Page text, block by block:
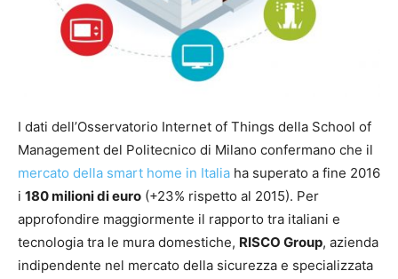
I dati dell’Osservatorio Internet of Things della School of
Management del Politecnico di Milano confermano che il
mercato della smart home in Italia ha superato a fine 2016
i 180 milioni di euro (+23% rispetto al 2015). Per
approfondire maggiormente il rapporto tra italiani e
tecnologia tra le mura domestiche, RISCO Group, azienda
indipendente nel mercato della sicurezza e specializzata